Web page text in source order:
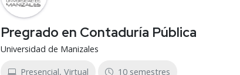
Pregrado en Contaduría Pública
Universidad de Manizales
Presencial, Virtual 10 semestres